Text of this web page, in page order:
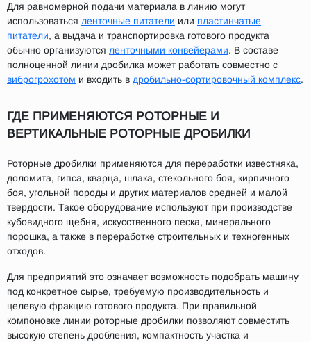
Для равномерной подачи материала в линию могут
использоваться ленточные питатели или пластинчатые
питатели, а выдача и транспортировка готового продукта
обычно организуются ленточными конвейерами. В составе
полноценной линии дробилка может работать совместно с
виброгрохотом и входить в дробильно-сортировочный комплекс.
ГДЕ ПРИМЕНЯЮТСЯ РОТОРНЫЕ И
ВЕРТИКАЛЬНЫЕ РОТОРНЫЕ ДРОБИЛКИ
Роторные дробилки применяются для переработки известняка,
доломита, гипса, кварца, шлака, стекольного боя, кирпичного
боя, угольной породы и других материалов средней и малой
твердости. Такое оборудование используют при производстве
кубовидного щебня, искусственного песка, минерального
порошка, а также в переработке строительных и техногенных
отходов.
Для предприятий это означает возможность подобрать машину
под конкретное сырье, требуемую производительность и
целевую фракцию готового продукта. При правильной
компоновке линии роторные дробилки позволяют совместить
высокую степень дробления, компактность участка и